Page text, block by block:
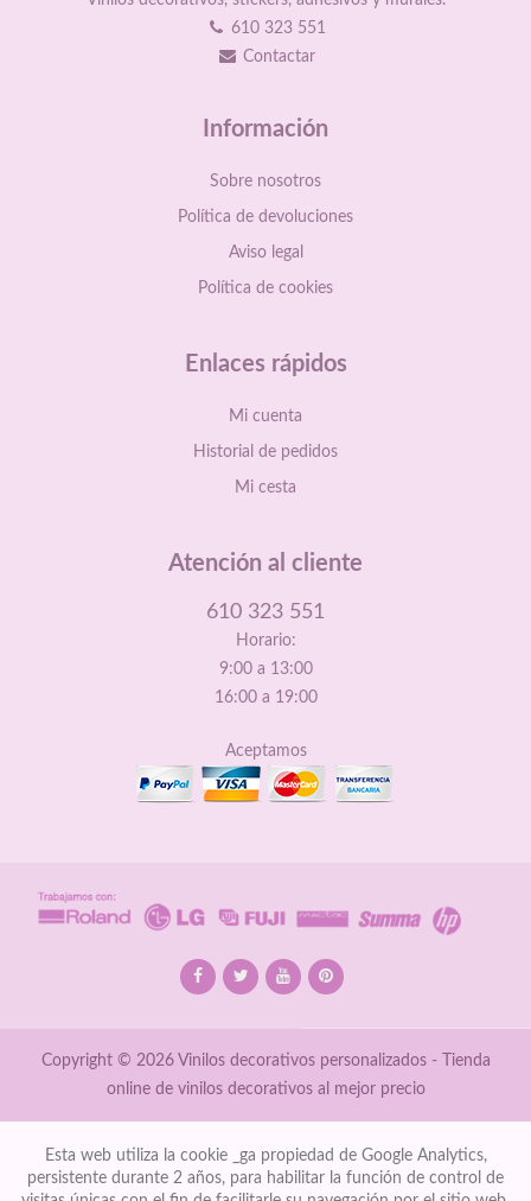
610 323 551
Contactar
Información
Sobre nosotros
Política de devoluciones
Aviso legal
Política de cookies
Enlaces rápidos
Mi cuenta
Historial de pedidos
Mi cesta
Atención al cliente
610 323 551
Horario:
9:00 a 13:00
16:00 a 19:00
Aceptamos
Copyright © 2026 Vinilos decorativos personalizados - Tienda
online de vinilos decorativos al mejor precio
Esta web utiliza la cookie _ga propiedad de Google Analytics,
persistente durante 2 años, para habilitar la función de control de